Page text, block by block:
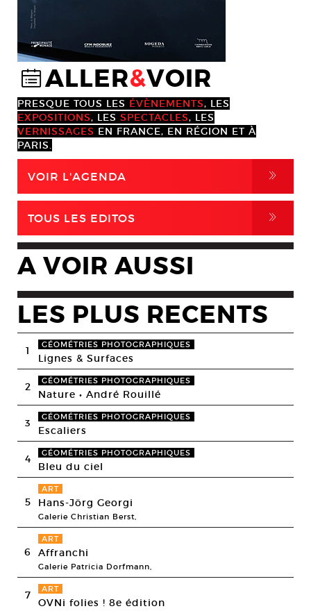
@ALLER&VOIR
PRESQUE TOUS LES ÉVÈNEMENTS, LES
EXPOSITIONS, LES SPECTACLES, LES
VERNISSAGES EN FRANCE, EN RÉGION ET À
PARIS.
VOIR L'AGENDA ,
TOUS LES EDITOS ,
A VOIR AUSSI
LES PLUS RECENTS
1 GÉOMÉTRIES PHOTOGRAPHIQUES
Lignes & Surfaces
2 GÉOMÉTRIES PHOTOGRAPHIQUES
Nature • André Rouillé
3 GÉOMÉTRIES PHOTOGRAPHIQUES
Escaliers
4 GÉOMÉTRIES PHOTOGRAPHIQUES
Bleu du ciel
5
ART
Hans-Jörg Georgi
Galerie Christian Berst,
6
ART
Affranchi
Galerie Patricia Dorfmann,
7 ART
OVNi folies ! 8e édition